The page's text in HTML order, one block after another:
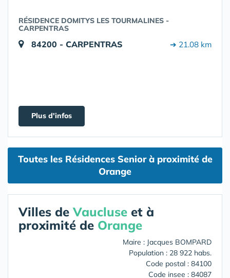
RÉSIDENCE DOMITYS LES TOURMALINES -
CARPENTRAS
84200 - CARPENTRAS ➔ 21.08 km
Plus d'infos
Toutes les Résidences Senior à proximité de
Orange
Villes deVaucluse et à
proximité de Orange
Maire : Jacques BOMPARD
Population : 28 922 habs.
Code postal : 84100
Code insee : 84087